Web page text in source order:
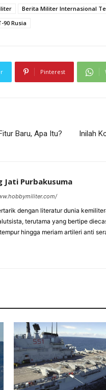
Berita Militer Internasional
90 Rusia
Pinterest
Baru, Apa Itu? Inilah
Jati Purbakusuma
dengan literatur dunia
terutama yang bertipe
hingga meriam artileri anti